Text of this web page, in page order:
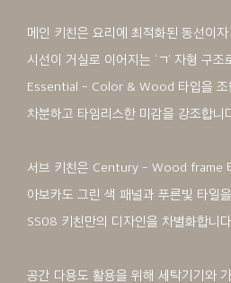
메인 키친은 요리에 최적화된 동선이자
시선이 거실로 이어지는 ‘ㄱ’ 자형 구조
Essential - Color & Wood 타입을 조
차분하고 타임리스한 미감을 강조합니
서브 키친은 Century - Wood frame
아보카도 그린 색 패널과 푸른빛 타일
SS08 키친만의 디자인을 차별화합니다.
공간 다용도 활용을 위해 세탁기기와